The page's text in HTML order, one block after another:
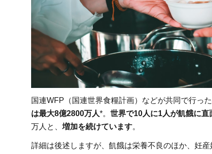
説
1.1
栄養
不良
を引
き起
1.2
肥満
の原
因と
国連WFP（国連世界食糧計画）などが共同で行っ
は最大8億2800万人*。 世界で10人に1人が飢餓に直
万人と、 増加を続けています。
詳細は後述しますが、飢餓は栄養不良のほか、妊